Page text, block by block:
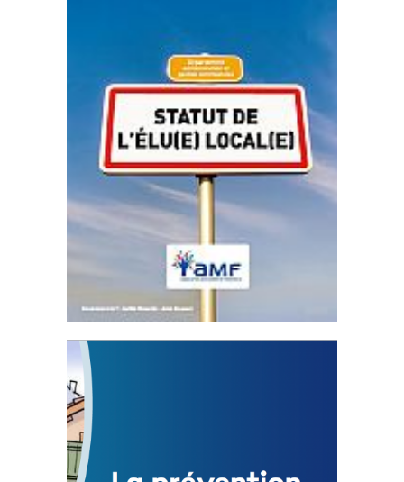
Statut de l’élu local
3 avril 2024
Mise à jour avril 2024
FEUILLETER